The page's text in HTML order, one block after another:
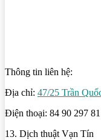
Thông tin liên hệ:
Địa chỉ: 47/25 Trần
Điện thoại: 84 90 297
13. Dịch thuật Vạn Tín